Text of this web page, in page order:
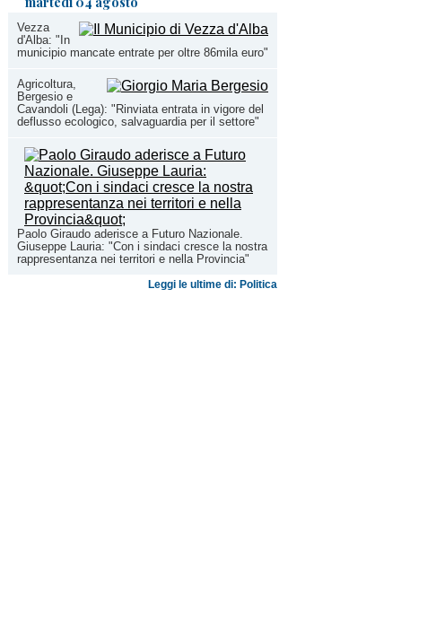
Vezza
d'Alba: "In
municipio mancate entrate per oltre 86mila euro"
Agricoltura,
Bergesio e
Cavandoli (Lega): "Rinviata entrata in vigore del
deflusso ecologico, salvaguardia per il settore"
Paolo Giraudo aderisce a Futuro Nazionale.
Giuseppe Lauria: "Con i sindaci cresce la nostra
rappresentanza nei territori e nella Provincia"
Leggi le ultime di: Politica